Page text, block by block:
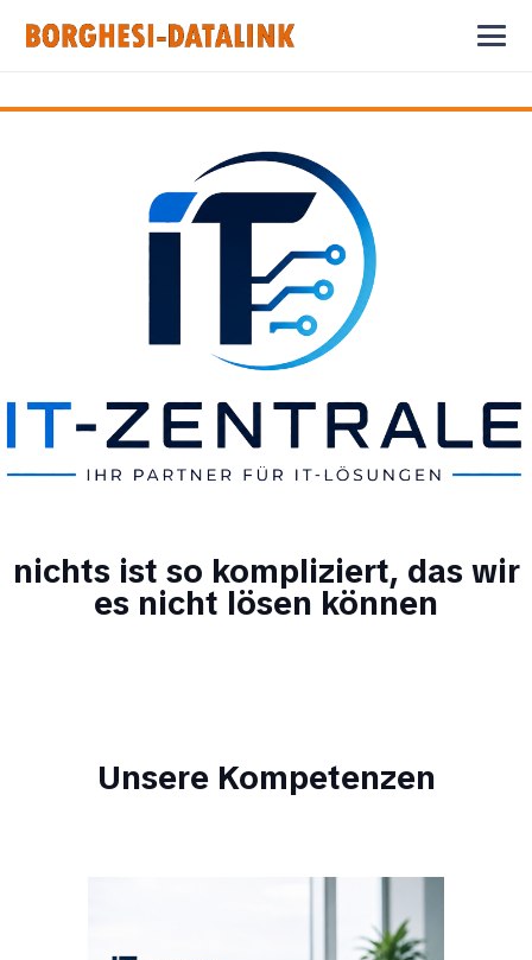
nichts ist so kompliziert, das wir
es nicht lösen können
Unsere Kompetenzen